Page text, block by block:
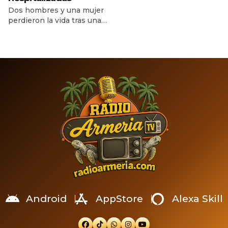
Dos hombres y una mujer
perdieron la vida tras una
hombre y una mujer
trasladados a un hospital.
Un grave accidente
registrado durante la noche
del lunes 13 de julio dejó
tres personas fallecidas y
dos lesionadas en […]
principal, llegó a 7.5,
provocando daños severos
en edificios, fallas en
servicios […]
Android AppStore Alexa Skill